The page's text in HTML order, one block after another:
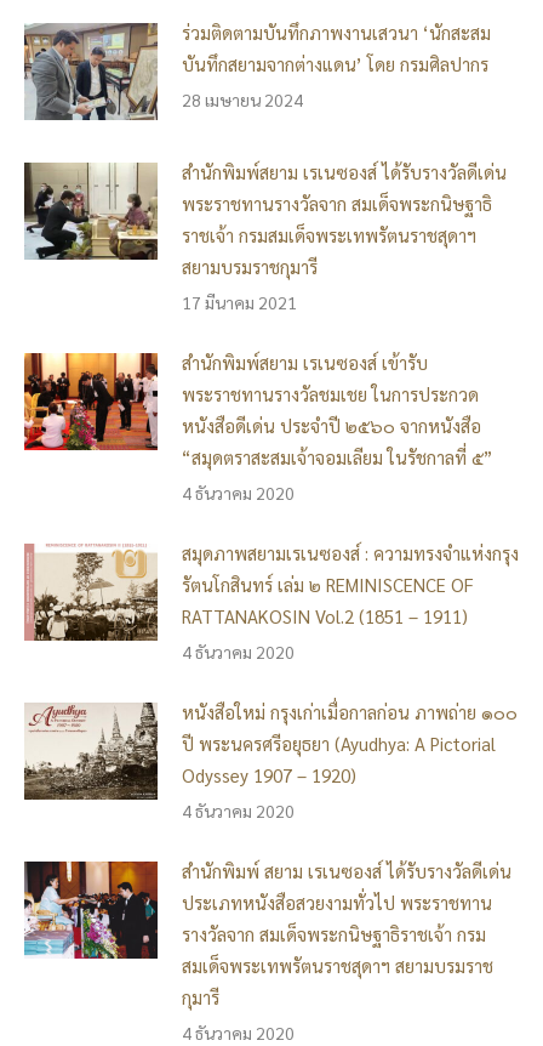
ร่วมติดตามบันทึกภาพงานเสวนา ‘นักสะสม
บันทึกสยามจากต่างแดน’ โดย กรมศิลปากร
28 เมษายน 2024
สำนักพิมพ์สยาม เรเนซองส์ ได้รับรางวัลดีเด่น
พระราชทานรางวัลจาก สมเด็จพระกนิษฐาธิ
ราชเจ้า กรมสมเด็จพระเทพรัตนราชสุดาฯ
สยามบรมราชกุมารี
17 มีนาคม 2021
สำนักพิมพ์สยาม เรเนซองส์ เข้ารับ
พระราชทานรางวัลชมเชย ในการประกวด
หนังสือดีเด่น ประจำปี ๒๕๖๐ จากหนังสือ
“สมุดตราสะสมเจ้าจอมเลียม ในรัชกาลที่ ๕”
4 ธันวาคม 2020
สมุดภาพสยามเรเนซองส์ : ความทรงจำแห่งกรุง
รัตนโกสินทร์ เล่ม ๒ REMINISCENCE OF
RATTANAKOSIN Vol.2 (1851 – 1911)
4 ธันวาคม 2020
หนังสือใหม่ กรุงเก่าเมื่อกาลก่อน ภาพถ่าย ๑๐๐
ปี พระนครศรีอยุธยา (Ayudhya: A Pictorial
Odyssey 1907 – 1920)
4 ธันวาคม 2020
สำนักพิมพ์ สยาม เรเนซองส์ ได้รับรางวัลดีเด่น
ประเภทหนังสือสวยงามทั่วไป พระราชทาน
รางวัลจาก สมเด็จพระกนิษฐาธิราชเจ้า กรม
สมเด็จพระเทพรัตนราชสุดาฯ สยามบรมราช
กุมารี
4 ธันวาคม 2020